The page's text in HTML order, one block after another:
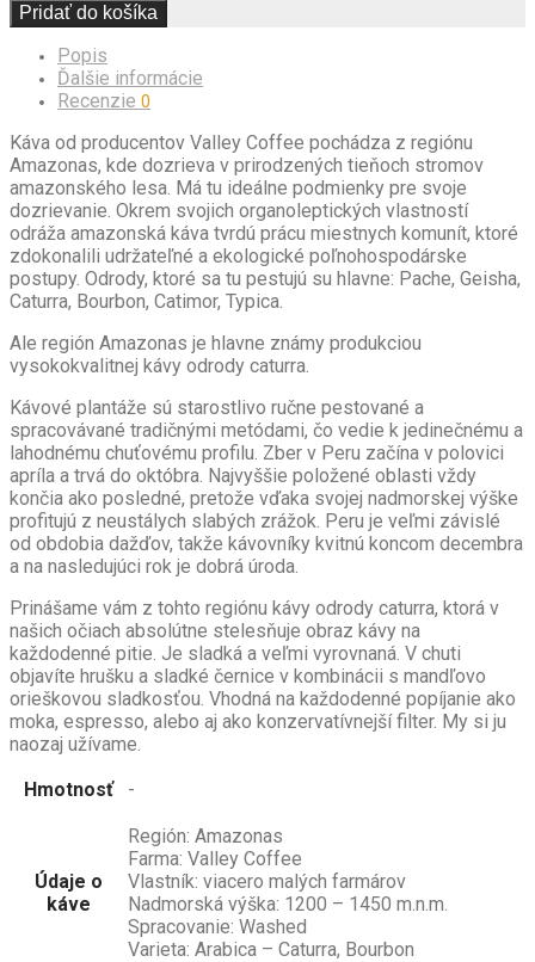
Pridať do košíka
Popis
Ďalšie informácie
Recenzie 0
Káva od producentov Valley Coffee pochádza z regiónu
Amazonas, kde dozrieva v prirodzených tieňoch stromov
amazonského lesa. Má tu ideálne podmienky pre svoje
dozrievanie. Okrem svojich organoleptických vlastností
odráža amazonská káva tvrdú prácu miestnych komunít, ktoré
zdokonalili udržateľné a ekologické poľnohospodárske
postupy. Odrody, ktoré sa tu pestujú su hlavne: Pache, Geisha,
Caturra, Bourbon, Catimor, Typica.
Ale región Amazonas je hlavne známy produkciou
vysokokvalitnej kávy odrody caturra.
Kávové plantáže sú starostlivo ručne pestované a
spracovávané tradičnými metódami, čo vedie k jedinečnému a
lahodnému chuťovému profilu. Zber v Peru začína v polovici
apríla a trvá do októbra. Najvyššie položené oblasti vždy
končia ako posledné, pretože vďaka svojej nadmorskej výške
profitujú z neustálych slabých zrážok. Peru je veľmi závislé
od obdobia dažďov, takže kávovníky kvitnú koncom decembra
a na nasledujúci rok je dobrá úroda.
Prinášame vám z tohto regiónu kávy odrody caturra, ktorá v
našich očiach absolútne stelesňuje obraz kávy na
každodenné pitie. Je sladká a veľmi vyrovnaná. V chuti
objavíte hrušku a sladké černice v kombinácii s mandľovo
orieškovou sladkosťou. Vhodná na každodenné popíjanie ako
moka, espresso, alebo aj ako konzervatívnejší filter. My si ju
naozaj užívame.
Hmotnosť
-
Údaje o
káve
Región: Amazonas
Farma: Valley Coffee
Vlastník: viacero malých farmárov
Nadmorská výška: 1200 – 1450 m.n.m.
Spracovanie: Washed
Varieta: Arabica – Caturra, Bourbon